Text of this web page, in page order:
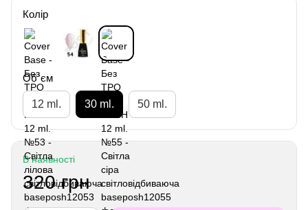
Колір
Об`єм
12 ml. 30 ml. 50 ml.
В наявності
320 грн